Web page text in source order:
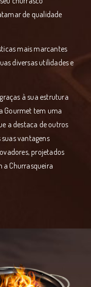
de qualidade
mais marcantes
diversas utilidades e
à sua estrutura
Gourmet tem uma
a destaca de outros
vantagens
projetados
a Churrasqueira